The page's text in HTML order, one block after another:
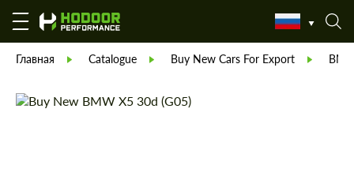
Главная Catalogue Buy New Cars For Export